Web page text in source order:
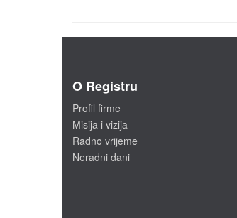
O Registru
Profil firme
Misija i vizija
Radno vrijeme
Neradni dani